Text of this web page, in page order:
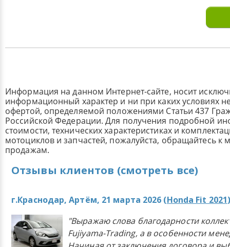
Информация на данном Интернет-сайте, носит
информационный характер и ни при каких условиях
офертой, определяемой положениями Статьи 437
Российской Федерации. Для получения подробной
стоимости, технических характеристиках и
мотоциклов и запчастей, пожалуйста, обращайтесь к
продажам.
Отзывы клиентов (смотреть все)
г.Краснодар, Артём, 21 марта 2026 (Honda Fit 2021
"Выражаю слова благодарности
Fujiyama-Trading, а в особенности